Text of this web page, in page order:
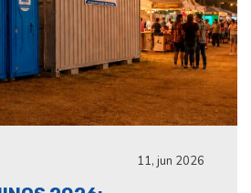
11, jun 2026